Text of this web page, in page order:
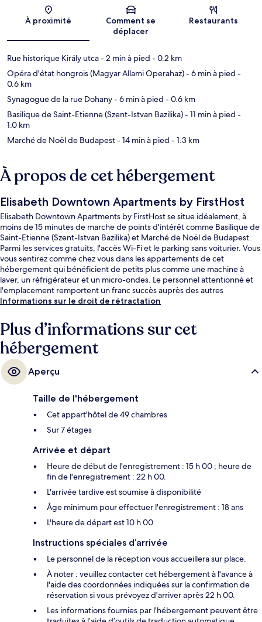
Carte
À proximité
Comment se
déplacer
Restaurants
Rue historique Király utca- 2 min à pied - 0.2 km
Opéra d'état hongrois (Magyar Allami Operahaz)- 6 min à pied -
0.6 km
Synagogue de la rue Dohany- 6 min à pied - 0.6 km
Basilique de Saint-Etienne (Szent-Istvan Bazilika)- 11 min à pied -
1.0 km
Marché de Noël de Budapest- 14 min à pied - 1.3 km
À propos de cet hébergement
Elisabeth Downtown Apartments by FirstHost
Elisabeth Downtown Apartments by FirstHost se situe idéalement, à
moins de 15 minutes de marche de points d'intérêt comme Basilique de
Saint-Etienne (Szent-Istvan Bazilika) et Marché de Noël de Budapest.
Parmi les services gratuits, l'accès Wi-Fi et le parking sans voiturier. Vous
vous sentirez comme chez vous dans les appartements de cet
hébergement qui bénéficient de petits plus comme une machine à
laver, un réfrigérateur et un micro-ondes. Le personnel attentionné et
l'emplacement remportent un franc succès auprès des autres
voyageurs. L'hébergement se situe à une très courte distance à pied
Arrêt de tram Király utca / Erzsébet körút, à 7 min.
Informations sur le droit de rétractation
Plus d’informations sur cet
hébergement
Aperçu
Taille de l'hébergement
Cet appart'hôtel de 49 chambres
Sur 7 étages
Arrivée et départ
Heure de début de l'enregistrement : 15 h 00 ; heure de
fin de l'enregistrement : 22 h 00.
L'arrivée tardive est soumise à disponibilité
Âge minimum pour effectuer l'enregistrement : 18 ans
L'heure de départ est 10 h 00
Instructions spéciales d’arrivée
Le personnel de la réception vous accueillera sur place.
À noter : veuillez contacter cet hébergement à l'avance à
l'aide des coordonnées indiquées sur la confirmation de
réservation si vous prévoyez d'arriver après 22 h 00.
Les informations fournies par l’hébergement peuvent être